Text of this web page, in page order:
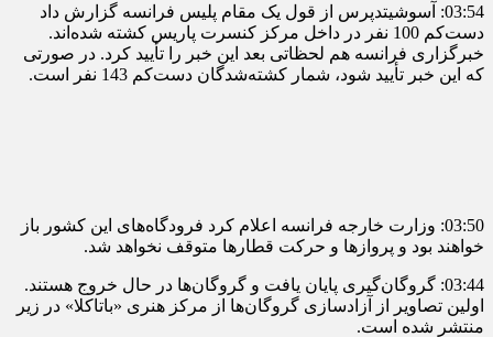
03:54: آسوشیتدپرس از قول یک مقام پلیس فرانسه گزارش داد
دست‌کم 100 نفر در داخل مرکز کنسرت پاریس کشته شده‌اند.
خبرگزاری فرانسه هم لحظاتی بعد این خبر را تأیید کرد. در صورتی
که این خبر تأیید شود، شمار کشته‌شدگان دست‌کم 143 نفر است.
03:50: وزارت خارجه فرانسه اعلام کرد فرودگاه‌های این کشور باز
خواهند بود و پروازها و حرکت قطارها متوقف نخواهد شد.
03:44: گروگان‌گیری پایان یافت و گروگان‌ها در حال خروج هستند.
اولین تصاویر از آزادسازی گروگان‌ها از مرکز هنری «باتاکلا» در زیر
منتشر شده است.